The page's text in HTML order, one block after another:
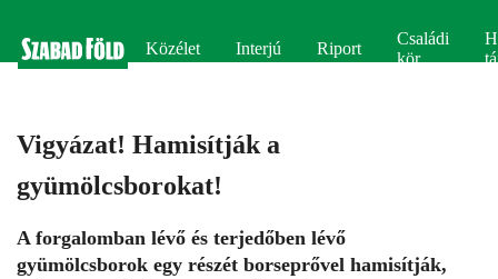
Közélet Interjú Riport
Családi
kör
Vigyázat! Hamisítják a
gyümölcsborokat!
A forgalomban lévő és terjedőben lévő
gyümölcsborok egy részét borseprővel hamisítják,